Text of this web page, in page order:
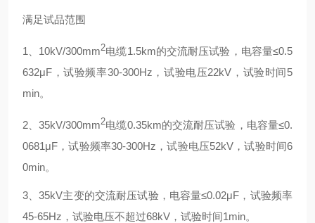
满足试品范围
1、10kV/300mm2电缆1.5km的交流耐压试验，电容量≤0.5
632μF，试验频率30-300Hz，试验电压22kV，试验时间5
min。
2、35kV/300mm2电缆0.35km的交流耐压试验，电容量≤0.
0681μF，试验频率30-300Hz，试验电压52kV，试验时间6
0min。
3、35kV主变的交流耐压试验，电容量≤0.02μF，试验频率
45-65Hz，试验电压不超过68kV，试验时间1min。